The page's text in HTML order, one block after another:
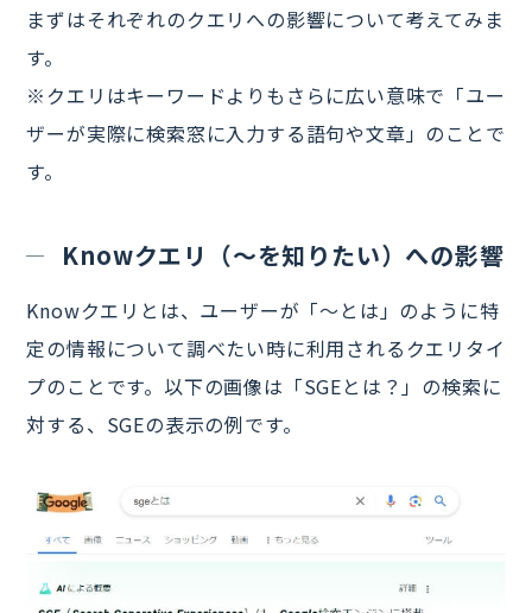
まずはそれぞれのクエリへの影響について考えてみま
す。
※クエリはキーワードよりもさらに広い意味で「ユー
ザーが実際に検索窓に入力する語句や文章」のことで
す。
Knowクエリ（～を知りたい）への影響
Knowクエリとは、ユーザーが「～とは」のように特
定の情報について調べたい時に利用されるクエリタイ
プのことです。以下の画像は「SGEとは？」の検索に
対する、SGEの表示の例です。